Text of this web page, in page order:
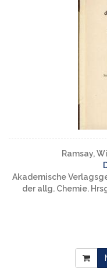
Ramsay,
Akademische
der allg. Chemie.